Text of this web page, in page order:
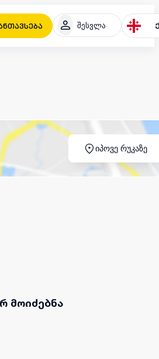
შესვლა
იპოვე რუკაზე
მოიძებნა